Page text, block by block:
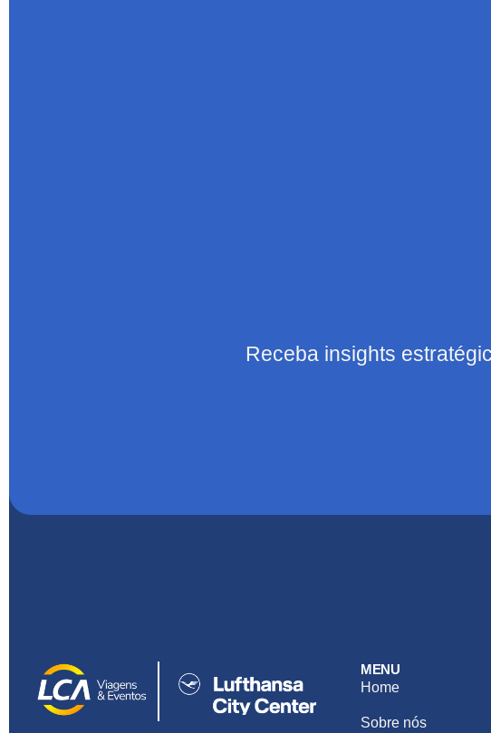
Receba insights
MENU
Home
Sobre nós